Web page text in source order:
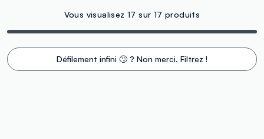
Vous visualisez 17 sur 17 produits
Défilement infini 🙄 ? Non merci. Filtrez !